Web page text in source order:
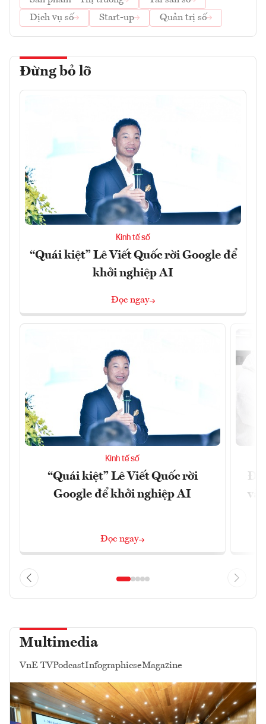
Dịch vụ số
Start-up Quản trị số
Đừng bỏ lỡ
Kinh tế số
“Quái kiệt” Lê Viết Quốc rời Google để
khởi nghiệp AI
Đọc ngay
Kinh tế số
“Quái kiệt” Lê Viết Quốc rời
Google để khởi nghiệp AI
Đọc ngay
Multimedia
VnE TVPodcastInfographicseMagazine